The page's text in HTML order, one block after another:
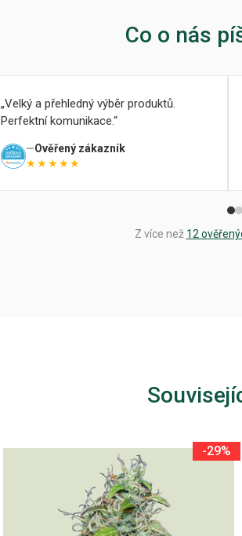
Co o nás
Velký a přehledný výběr produktů.
Perfektní komunikace.
Ověřený zákazník
★★★★★
Z více než 12
-29%